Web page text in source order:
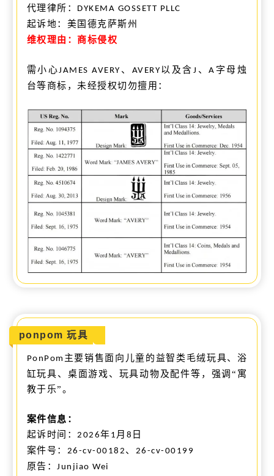
代理律所： DYKEMA GOSSETT PLLC
起诉地：美国德克萨斯州
维权理由：商标侵权
需小心JAMES AVERY 、 AVERY 以及含 J 、A 字母烛
台等商标，未经授权切勿擅用：
ponpom 玩具
PonPom 主要销售面向儿童的益智类毛绒玩具、浴
缸玩具、桌面游戏、玩具动物及配件等，强调“寓
教于乐”。
案件信息：
起诉时间： 2026年 1 月 8 日
案件号： 26-cv-00182 、 26-cv-00199
原告： Junjiao Wei